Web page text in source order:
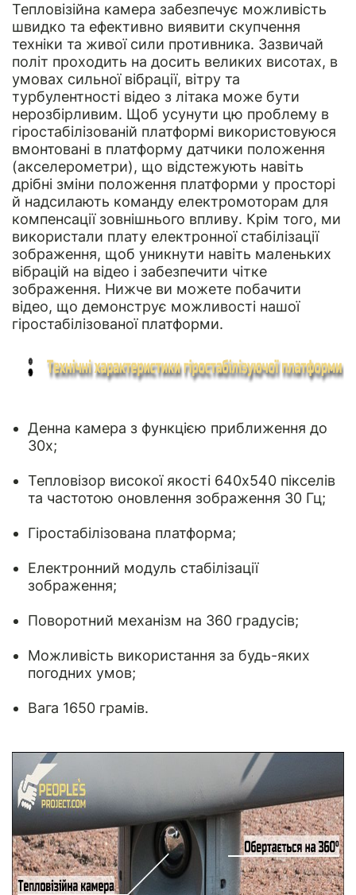
Тепловізійна камера забезпечує можливість
швидко та ефективно виявити скупчення
техніки та живої сили противника. Зазвичай
політ проходить на досить великих висотах, в
умовах сильної вібрації, вітру та
турбулентності відео з літака може бути
нерозбірливим. Щоб усунути цю проблему в
гіростабілізованій платформі використовуюся
вмонтовані в платформу датчики положення
(акселерометри), що відстежують навіть
дрібні зміни положення платформи у просторі
й надсилають команду електромоторам для
компенсації зовнішнього впливу. Крім того, ми
використали плату електронної стабілізації
зображення, щоб уникнути навіть маленьких
вібрацій на відео і забезпечити чітке
зображення. Нижче ви можете побачити
відео, що демонструє можливості нашої
гіростабілізованої платформи.
Денна камера з функцією приближення до
30х;
Тепловізор високої якості 640х540 пікселів
та частотою оновлення зображення 30 Гц;
Гіростабілізована платформа;
Електронний модуль стабілізації
зображення;
Поворотний механізм на 360 градусів;
Можливість використання за будь-яких
погодних умов;
Вага 1650 грамів.